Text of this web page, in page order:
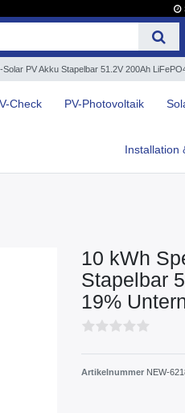
PV Akku Stapelbar 51.2V 200Ah
Check PV-Photovoltaik
Installation
10 kWh
Stapelbar
19%
Artikelnummer NEW-